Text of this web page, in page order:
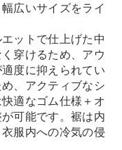
広いサイズをライ
ットで仕上げた中
穿けるため、アウ
度に抑えられてい
、アクティブなシ
適なゴム仕様＋オ
可能です。裾は内
服内への冷気の侵